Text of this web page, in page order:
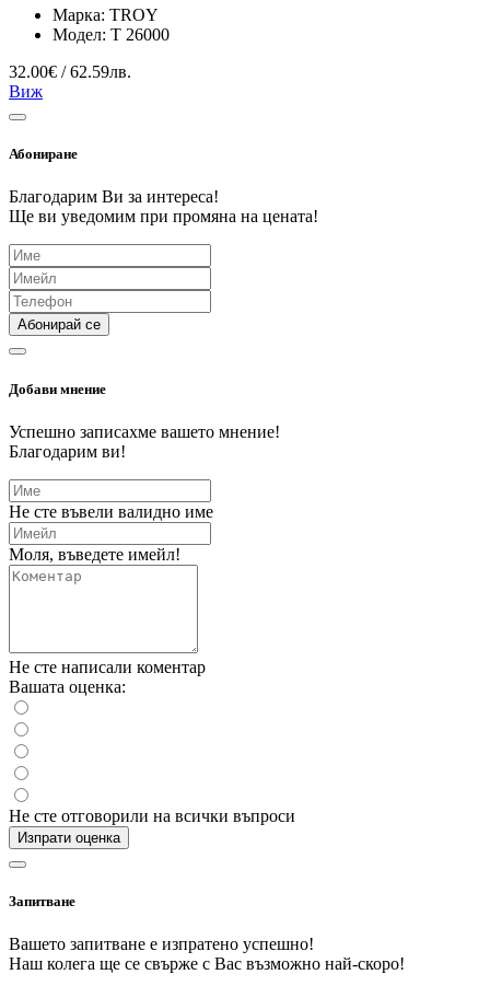
Марка: TROY
Модел: T 26000
32.00€ / 62.59лв.
Виж
Абониране
Благодарим Ви за интереса!
Ще ви уведомим при промяна на цената!
Абонирай се
Добави мнение
Успешно записахме вашето мнение!
Благодарим ви!
Не сте въвели валидно име
Моля, въведете имейл!
Не сте написали коментар
Вашата оценка:
Не сте отговорили на всички въпроси
Изпрати оценка
Запитване
Вашето запитване е изпратено успешно!
Наш колега ще се свърже с Вас възможно най-скоро!